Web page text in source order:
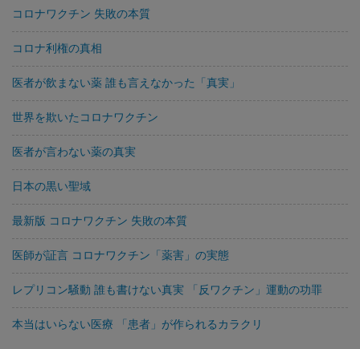
コロナワクチン 失敗の本質
コロナ利権の真相
医者が飲まない薬 誰も言えなかった「真実」
世界を欺いたコロナワクチン
医者が言わない薬の真実
日本の黒い聖域
最新版 コロナワクチン 失敗の本質
医師が証言 コロナワクチン「薬害」の実態
レプリコン騒動 誰も書けない真実 「反ワクチン」運動の功罪
本当はいらない医療 「患者」が作られるカラクリ